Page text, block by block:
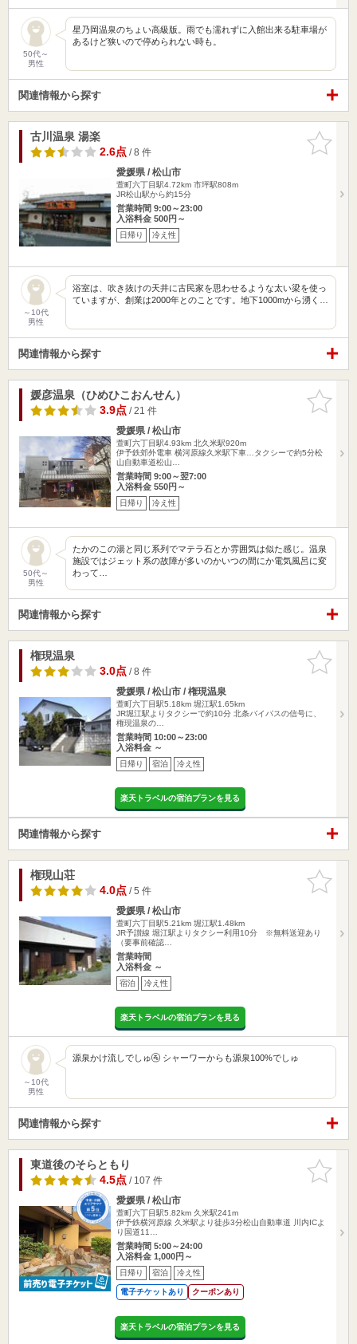
50代～
男性
星乃岡温泉のちょい高級版。雨でも濡れずに入館出来る駐車場が
あるけど狭いので停められない時も。
関連情報から探す
お気に入
りに追加
古川温泉 湯楽
2.6点/ 8 件
愛媛県 / 松山市
萱町六丁目駅4.72km 市坪駅808m
JR松山駅から約15分
営業時間 9:00～23:00
入浴料金 500円～
日帰り 冷え性
～10代
男性
浴室は、吹き抜けの天井に古民家を思わせるような太い梁を使っ
ていますが、創業は2000年とのことです。地下1000mから湧く…
関連情報から探す
お気に入
りに追加
媛彦温泉（ひめひこおんせん）
3.9点/ 21 件
愛媛県 / 松山市
萱町六丁目駅4.93km 北久米駅920m
伊予鉄郊外電車 横河原線久米駅下車…タクシーで約5分松
山自動車道松山…
営業時間 9:00～翌7:00
入浴料金 550円～
日帰り 冷え性
50代～
男性
たかのこの湯と同じ系列でマテラ石とか雰囲気は似た感じ。温泉
施設ではジェット系の故障が多いのかいつの間にか電気風呂に変
わって…
関連情報から探す
お気に入
りに追加
権現温泉
3.0点/ 8 件
愛媛県 / 松山市 / 権現温泉
萱町六丁目駅5.18km 堀江駅1.65km
JR堀江駅よりタクシーで約10分 北条バイパスの信号に、
権現温泉の…
営業時間 10:00～23:00
入浴料金 ～
日帰り 宿泊 冷え性
楽天トラベルの宿泊プランを見る
関連情報から探す
お気に入
りに追加
権現山荘
4.0点/ 5 件
愛媛県 / 松山市
萱町六丁目駅5.21km 堀江駅1.48km
JR予讃線 堀江駅よりタクシー利用10分 ※無料送迎あり
（要事前確認…
営業時間
入浴料金 ～
宿泊 冷え性
楽天トラベルの宿泊プランを見る
～10代
男性
源泉かけ流しでしゅ🚰 シャーワーからも源泉100%でしゅ
関連情報から探す
お気に入
りに追加
東道後のそらともり
4.5点/ 107 件
愛媛県 / 松山市
萱町六丁目駅5.82km 久米駅241m
伊予鉄横河原線 久米駅より徒歩3分松山自動車道 川内ICよ
り国道11…
営業時間 5:00～24:00
入浴料金 1,000円～
日帰り 宿泊 冷え性
電子チケットあり クーポンあり
楽天トラベルの宿泊プランを見る